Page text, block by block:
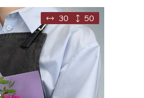
Хризантемы
Тюльпаны
Ирисы
Герберы
Ромашки
Конфеты
30 50